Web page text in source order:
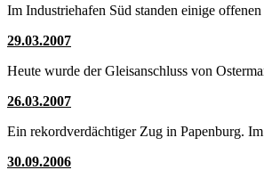
Im Industriehafen Süd standen einige
29.03.2007
Heute wurde der Gleisanschluss von
26.03.2007
Ein rekordverdächtiger Zug in Papenburg.
30.09.2006